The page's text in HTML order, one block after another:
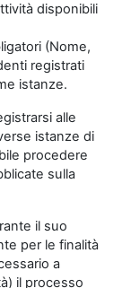
disponibili
(Nome,
registrati
istanze.
alle
istanze di
procedere
sulla
il suo
per le finalità
a
il processo